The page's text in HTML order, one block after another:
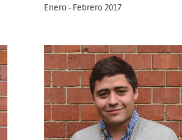
Enero - Febrero 2017